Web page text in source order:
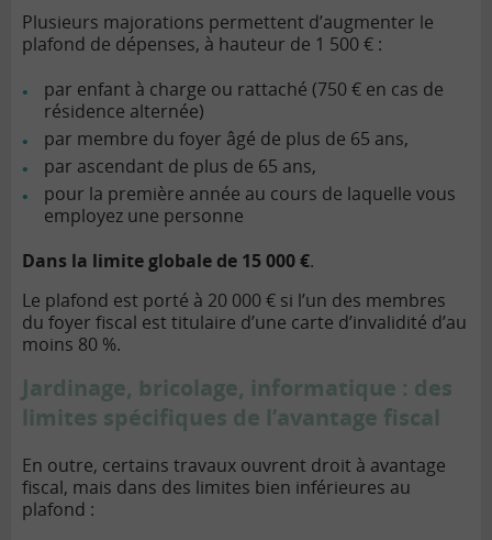
Plusieurs majorations permettent d’augmenter le
plafond de dépenses, à hauteur de 1 500 € :
par enfant à charge ou rattaché (750 € en cas de
résidence alternée)
par membre du foyer âgé de plus de 65 ans,
par ascendant de plus de 65 ans,
pour la première année au cours de laquelle vous
employez une personne
Dans la limite globale de 15 000 €.
Le plafond est porté à 20 000 € si l’un des membres
du foyer fiscal est titulaire d’une carte d’invalidité d’au
moins 80 %.
Jardinage, bricolage, informatique : des
limites spécifiques de l’avantage fiscal
En outre, certains travaux ouvrent droit à avantage
fiscal, mais dans des limites bien inférieures au
plafond :